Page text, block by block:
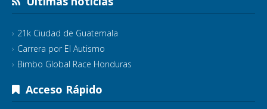
21k Ciudad de Guatemala
Carrera por El Autismo
Bimbo Global Race Honduras
Acceso Rápido